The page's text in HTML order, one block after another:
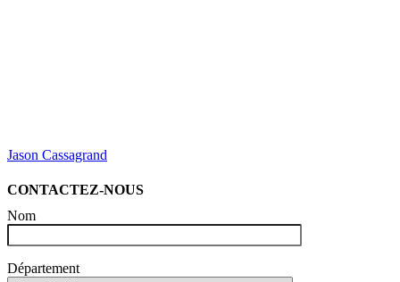
Jason Cassagrand
CONTACTEZ-NOUS
Nom
Département